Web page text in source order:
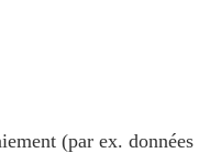
(par ex. données